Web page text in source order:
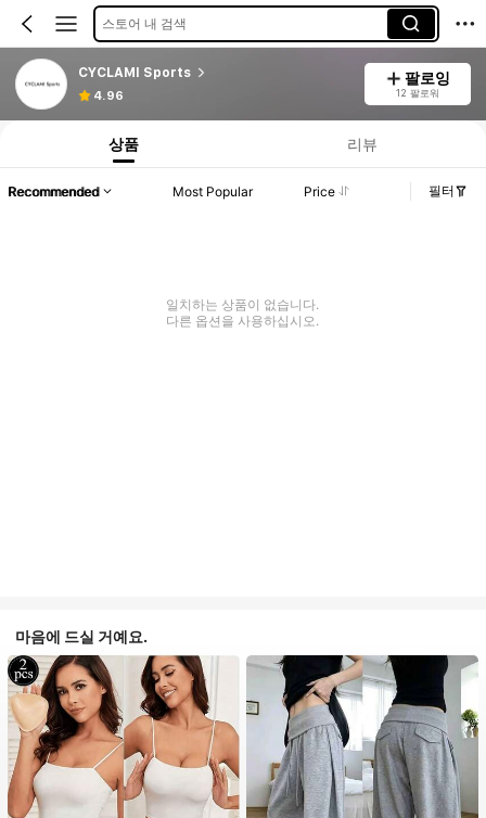
스토어 내 검색
CYCLAMI Sports
4.96
팔로잉
12 팔로워
상품 리뷰
Recommended Most Popular Price 필터
일치하는 상품이 없습니다.
다른 옵션을 사용하십시오.
마음에 드실 거예요.